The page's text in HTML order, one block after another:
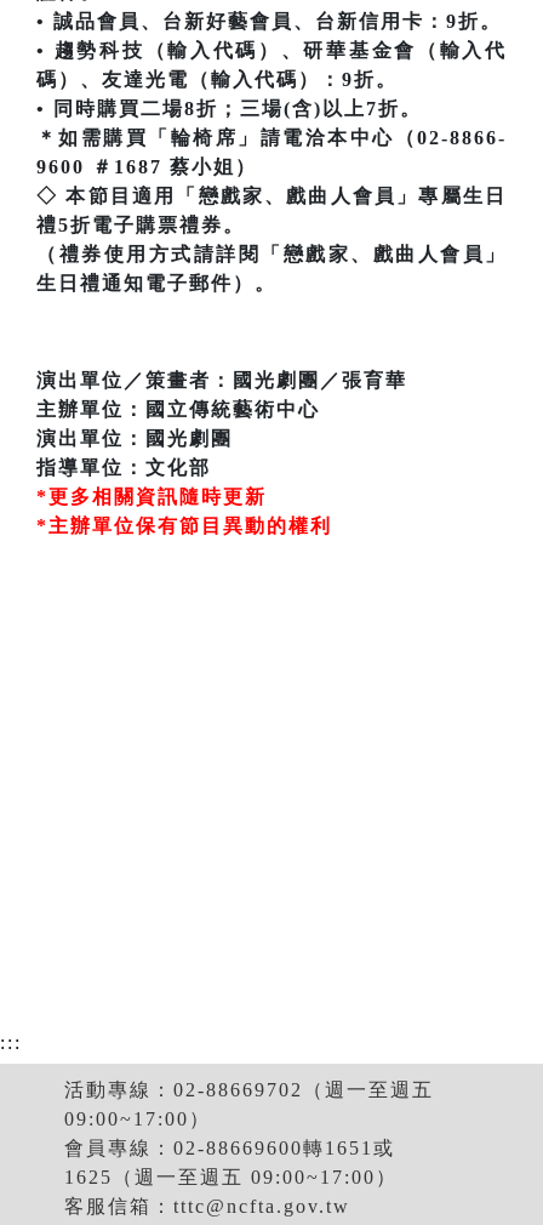
• 誠品會員、台新好藝會員、台新信用卡：9折。
• 趨勢科技（輸入代碼）、研華基金會（輸入代
碼）、友達光電（輸入代碼）：9折。
• 同時購買二場8折；三場(含)以上7折。
＊如需購買「輪椅席」請電洽本中心（02-8866-
9600 ＃1687 蔡小姐）
◇ 本節目適用「戀戲家、戲曲人會員」專屬生日
禮5折電子購票禮券。
（禮券使用方式請詳閱「戀戲家、戲曲人會員」
生日禮通知電子郵件）。
演出單位／策畫者：國光劇團／張育華
主辦單位：國立傳統藝術中心
演出單位：國光劇團
指導單位：文化部
*更多相關資訊隨時更新
*主辦單位保有節目異動的權利
:::
活動專線：02-88669702（週一至週五
09:00~17:00）
會員專線：02-88669600轉1651或
1625（週一至週五 09:00~17:00）
客服信箱： tttc@ncfta.gov.tw